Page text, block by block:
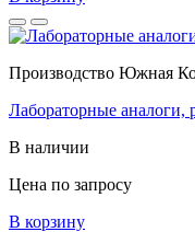
Производство Южная
Лабораторные аналоги,
В наличии
Цена по запросу
В корзину